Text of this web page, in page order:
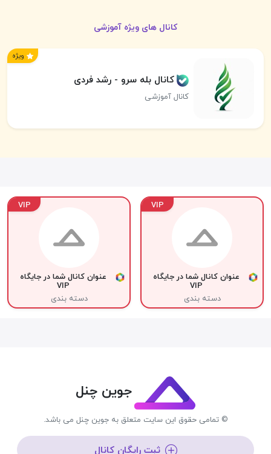
کانال های ویژه آموزشی
ویژه
کانال بله سرو - رشد فردی
کانال آموزشی
VIP
عنوان کانال شما در جایگاه
VIP
دسته بندی
VIP
عنوان کانال شما در جایگاه
VIP
دسته بندی
جوین چنل
© تمامی حقوق این سایت متعلق به جوین چنل می باشد.
ثبت رایگان کانال